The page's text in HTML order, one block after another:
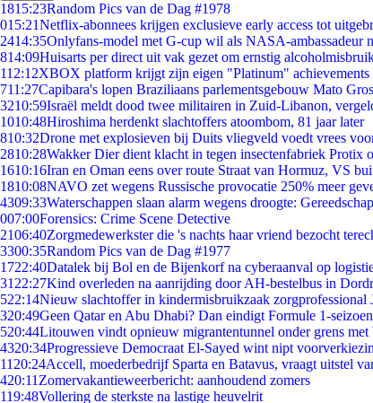
1815:23Random Pics van de Dag #1978
015:21Netflix-abonnees krijgen exclusieve early access tot
2414:35Onlyfans-model met G-cup wil als NASA-ambassadeur
814:09Huisarts per direct uit vak gezet om ernstig
112:12XBOX platform krijgt zijn eigen "Platinum" achievements
711:27Capibara's lopen Braziliaans parlementsgebouw Mato
3210:59Israël meldt dood twee militairen in Zuid-Libanon,
1010:48Hiroshima herdenkt slachtoffers atoombom, 81 jaar later
810:32Drone met explosieven bij Duits vliegveld voedt vrees
2810:28Wakker Dier dient klacht in tegen insectenfabriek Protix
1610:16Iran en Oman eens over route Straat van Hormuz, VS
1810:08NAVO zet wegens Russische provocatie 250% meer
4309:33Waterschappen slaan alarm wegens droogte:
007:00Forensics: Crime Scene Detective
2106:40Zorgmedewerkster die 's nachts haar vriend bezocht
3300:35Random Pics van de Dag #1977
1722:40Datalek bij Bol en de Bijenkorf na cyberaanval op
31 22:27Kind overleden na aanrijding door AH-bestelbus in
522:14Nieuw slachtoffer in kindermisbruikzaak zorgprofessional
320:49Geen Qatar en Abu Dhabi? Dan eindigt Formule 1-
520:44Litouwen vindt opnieuw migrantentunnel onder grens met
4320:34Progressieve Democraat El-Sayed wint nipt
11 20:24Accell, moederbedrijf Sparta en Batavus, vraagt uitstel
420:11 Zomervakantieweerbericht: aanhoudend zomers
119:48Vollering de sterkste na lastige heuvelrit